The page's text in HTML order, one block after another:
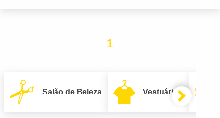
1
Salão de Beleza Vestuário